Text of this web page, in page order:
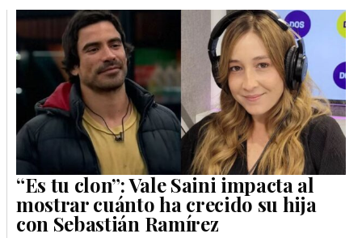
“Es tu clon”: Vale Saini impacta al
mostrar cuánto ha crecido su hija
con Sebastián Ramírez